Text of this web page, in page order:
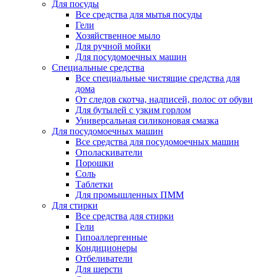
Для посуды
Все средства для мытья посуды
Гели
Хозяйственное мыло
Для ручной мойки
Для посудомоечных машин
Специальные средства
Все специальные чистящие средства для
дома
От следов скотча, надписей, полос от обуви
Для бутылей с узким горлом
Универсальная силиконовая смазка
Для посудомоечных машин
Все средства для посудомоечных машин
Ополаскиватели
Порошки
Соль
Таблетки
Для промышленных ПММ
Для стирки
Все средства для стирки
Гели
Гипоаллергенные
Кондиционеры
Отбеливатели
Для шерсти